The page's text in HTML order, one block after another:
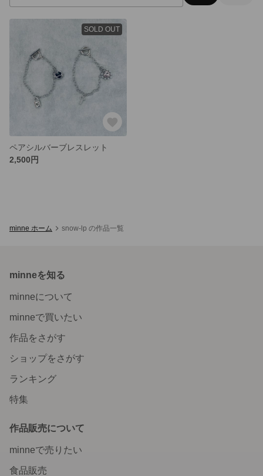
SOLD OUT
ペアシルバーブレスレット
2,500円
minne ホーム snow-lp の作品一覧
minneを知る
minneについて
minneで買いたい
作品をさがす
ショップをさがす
ランキング
特集
作品販売について
minneで売りたい
食品販売